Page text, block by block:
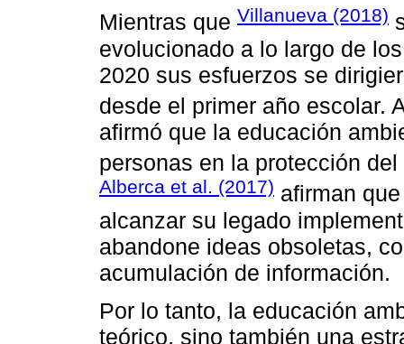
Mientras que Villanueva (2018)
evolucionado a lo largo de
2020 sus esfuerzos se
desde el primer año escolar.
afirmó que la educación
personas en la protección
Alberca et al. (2017) afirman
alcanzar su legado
abandone ideas obsoletas,
acumulación de información.
Por lo tanto, la educación
teórico, sino también una